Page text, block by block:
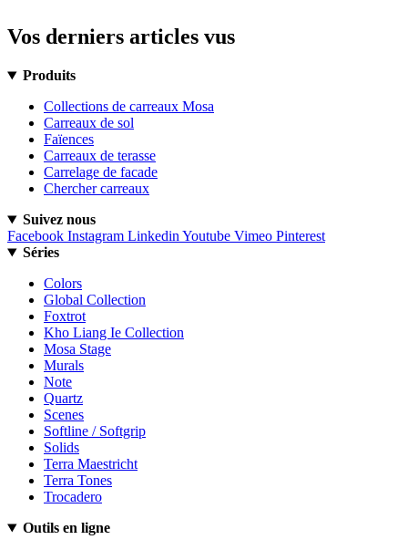
Vos derniers articles vus
Produits
Collections de carreaux Mosa
Carreaux de sol
Faïences
Carreaux de terasse
Carrelage de facade
Chercher carreaux
Suivez nous
Facebook Instagram Linkedin Youtube Vimeo Pinterest
Séries
Colors
Global Collection
Foxtrot
Kho Liang Ie Collection
Mosa Stage
Murals
Note
Quartz
Scenes
Softline / Softgrip
Solids
Terra Maestricht
Terra Tones
Trocadero
Outils en ligne